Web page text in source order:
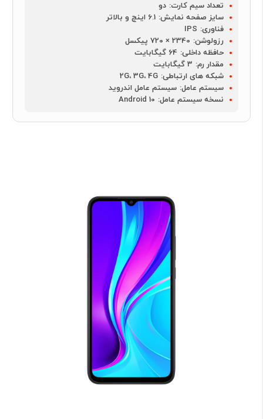
تعداد سیم کارت: دو
سایز صفحه نمایش: 6.1 اینچ و بالاتر
فناوری: IPS
رزولوشن: 2340 × 720 پیکسل
حافظه داخلی: 64 گیگابایت
مقدار رم: 3 گیگابایت
شبکه های ارتباطی: 2G، 3G، 4G
سیستم عامل: سیستم عامل اندروید
نسخه سیستم عامل: Android 10